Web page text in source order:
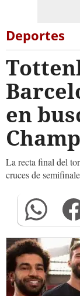
Deportes
en
La recta final del
cruces de